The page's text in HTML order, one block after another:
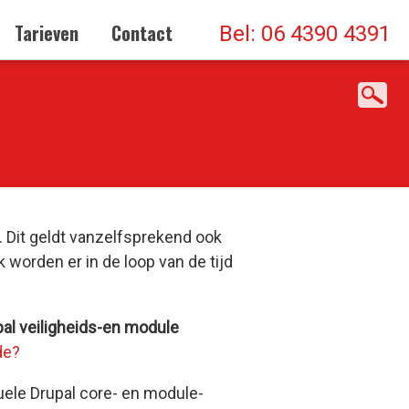
Tarieven Contact Bel: 06 4390 4391
geldt vanzelfsprekend ook
er in de loop van de tijd
veiligheids-en module
?
Drupal core- en module-